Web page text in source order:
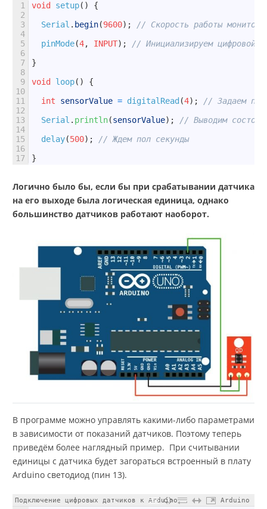
1
2
3
4
5
6
7
8
9
10
11
12
13
14
15
16
17
void setup( )
{
Serial . begin(9600) ;
// Скорость работы монитор
pinMode(4, INPUT) ;
// Инициализируем
}
void
loop( )
{
int
sensorValue = digitalRead (4) ;
// Задаем
Serial . println(sensorValue) ;
// Выводим
delay(500) ;
// Ждем пол секунды
}
Логично было бы, если бы при срабатывании датчика
на его выходе была логическая единица, однако
большинство датчиков работают наоборот.
В программе можно управлять какими-либо параметрами
в зависимости от показаний датчиков. Поэтому теперь
приведём более наглядный пример. При считывании
единицы с датчика будет загораться встроенный в плату
Arduino светодиод (пин 13).
Подключение цифровых датчиков к Arduino Arduino